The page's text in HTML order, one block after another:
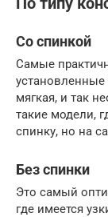
Со спинкой
Самые
установленные
мягкая, и так
такие модели,
спинку, но на
Без спинки
Это самый
где имеется